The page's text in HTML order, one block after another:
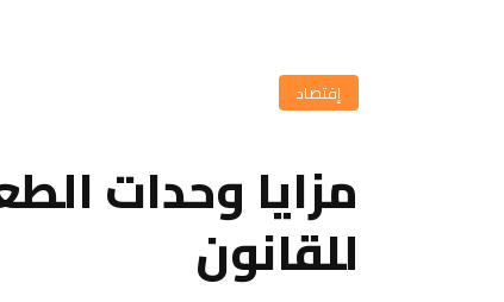
إقتصاد
مزايا وحدات
للقانون